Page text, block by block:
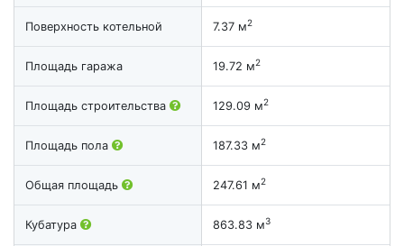
Поверхность котельной 7.37 м2
Площадь гаража 19.72 м2
Площадь строительства 129.09 м2
Площадь пола 187.33 м2
Общая площадь 247.61 м2
Кубатура 863.83 м3